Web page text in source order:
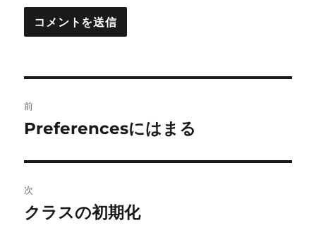
稿
ビ
ゲ
前
前
投
稿:
Preferencesにはまる
次
次
クラスの初期化